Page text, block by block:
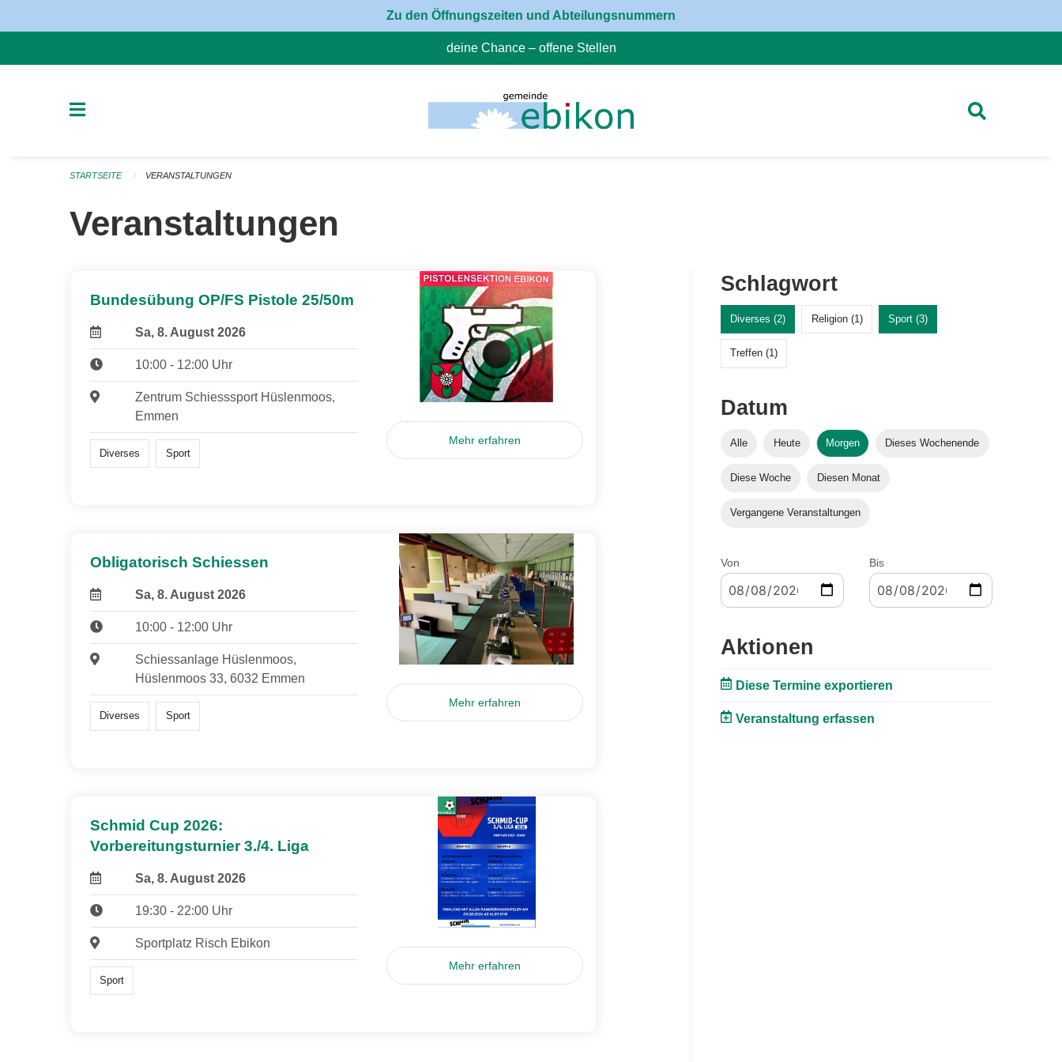
Zu den Öffnungszeiten und Abteilungsnummern
deine Chance – offene Stellen
STARTSEITE VERANSTALTUNGEN
Veranstaltungen
Bundesübung OP/FS Pistole 25/50m
Sa, 8. August 2026
10:00 - 12:00 Uhr
Zentrum Schiesssport Hüslenmoos,
Emmen
Diverses Sport
Mehr erfahren
Obligatorisch Schiessen
Sa, 8. August 2026
10:00 - 12:00 Uhr
Schiessanlage Hüslenmoos,
Hüslenmoos 33, 6032 Emmen
Diverses Sport
Mehr erfahren
Schmid Cup 2026:
Vorbereitungsturnier 3./4. Liga
Sa, 8. August 2026
19:30 - 22:00 Uhr
Sportplatz Risch Ebikon
Sport
Mehr erfahren
Schlagwort
Diverses (2) Religion (1) Sport (3)
Treffen (1)
Datum
Alle Heute Morgen Dieses Wochenende
Diese Woche Diesen Monat
Vergangene Veranstaltungen
Von Bis
Aktionen
Diese Termine exportieren
Veranstaltung erfassen